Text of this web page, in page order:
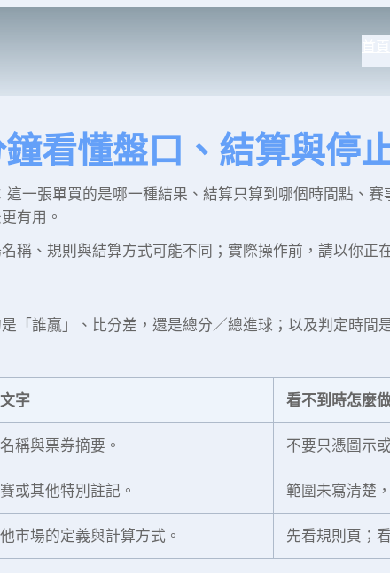
看懂盤口、結算與停
一張單買的是哪一種結果、結算只算到哪個時間點、
有用。
、規則與結算方式可能不同；實際操作前，請以你正
「誰贏」、比分差，還是總分／總進球；以及判定時間
字 看不到時怎麼
稱與票券摘要。 不要只憑圖示
或其他特別註記。 範圍未寫清楚
市場的定義與計算方式。 先看規則頁；